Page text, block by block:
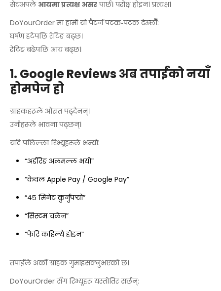
सेटअपले आयमा प्रत्यक्ष असरपार्छ। परोक्ष होइन। प्रत्यक्ष।
DoYourOrder मा हामी यो पैटर्न पटक‑पटक देख्छौँ:
घर्षण हटेपछि रेटिङ बढ्छ।
रेटिङ बढेपछि आय बढ्छ।
१. Google Reviews अब तपाईंको नयाँ
होमपेज हो
ग्राहकहरूले औसत पढ्दैनन्।
उनीहरूले भावना पढ्छन्।
यदि पछिल्ला रिभ्यूहरूले भन्यो:
“अर्डरिङ अलमल्ल भयो”
“केवल Apple Pay / Google Pay”
“४५ मिनेट कुर्नुपर्‍यो”
“सिस्टम चलेन”
“फेरि कहिल्यै होइन”
तपाईंले अर्को ग्राहक गुमाइसक्नुभएको छ।
DoYourOrder सँग रिभ्यूहरू यस्तोतिर सर्छन्: